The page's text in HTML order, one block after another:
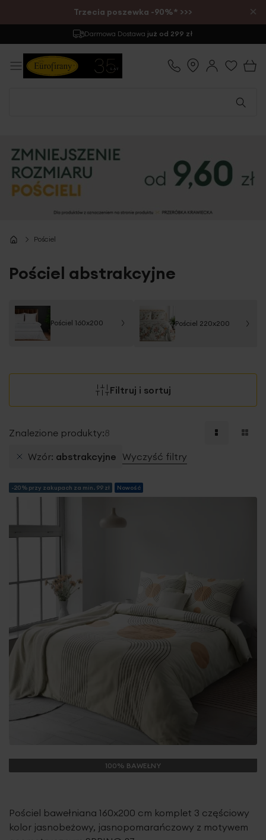
Trzecia poszewka -90%* >>> ×
Darmowa Dostawa już od 299 zł
Pościel
Pościel abstrakcyjne
Pościel 160x200 Pościel 220x200
Filtruj i sortuj
Znalezione produkty:8
Wzór abstrakcyjne Wyczyść filtry
-20% przy zakupach za min. 99 zł Nowość
100% BAWEŁNY
Pościel bawełniana 160x200 cm komplet 3 częściowy
kolor jasnobeżowy, jasnopomarańczowy z motywem